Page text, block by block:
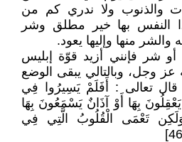
والذنوب ولا ندري كم من
إذا النفس بها خير مطلق وشر
منها وإليها يعود.
شر فإنني أزيد قوّة إبليس
وجل، وبالتالي يبقى الوضع
تعالى : أَفَلَمْ يَسِيرُوا فِي
بِهَا أَوْ آذَانٌ يَسْمَعُونَ بِهَا
وَلَكِن تَعْمَى الْقُلُوبُ الَّتِي فِي